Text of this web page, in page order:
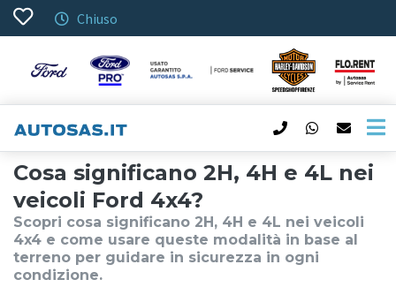
Chiuso
Cosa significano 2H, 4H e 4L nei
veicoli Ford 4x4?
Scopri cosa significano 2H, 4H e 4L nei veicoli
4x4 e come usare queste modalità in base al
terreno per guidare in sicurezza in ogni
condizione.